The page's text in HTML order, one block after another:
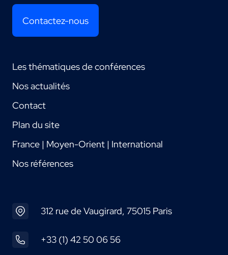
Contactez-nous
Les thématiques de conférences
Nos actualités
Contact
Plan du site
France | Moyen-Orient | International
Nos références
312 rue de Vaugirard, 75015 Paris
+33 (1) 42 50 06 56